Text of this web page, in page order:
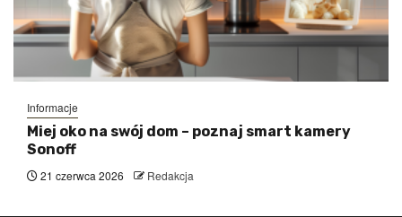
Informacje
Miej oko na swój dom – poznaj smart kamery
Sonoff
21 czerwca 2026 Redakcja